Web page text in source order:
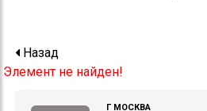
Назад
Элемент не найден!
Г МОСКВА